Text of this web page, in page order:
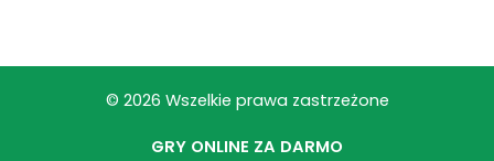
© 2026 Wszelkie prawa zastrzeżone
GRY ONLINE ZA DARMO